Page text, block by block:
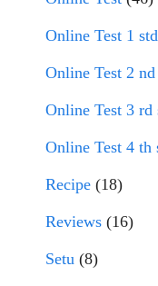
Online Test 1 std
Online Test 2
Online Test 3 rd
Online Test 4 th
Recipe (18)
Reviews (16)
Setu (8)